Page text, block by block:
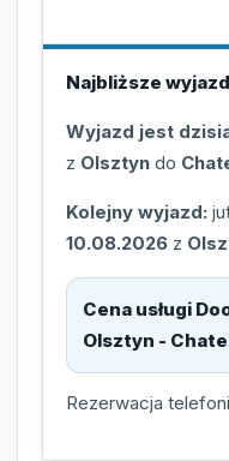
Najbliższe
Wyjazd jest
z Olsztyn do
Kolejny wyjazd:
10.08.2026 z
Cena usługi
Olsztyn -
Rezerwacja